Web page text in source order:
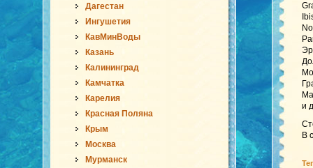
Дагестан
Ингушетия
КавМинВоды
Казань
Калининград
Камчатка
Карелия
Красная Поляна
Крым
Москва
Мурманск
и
В